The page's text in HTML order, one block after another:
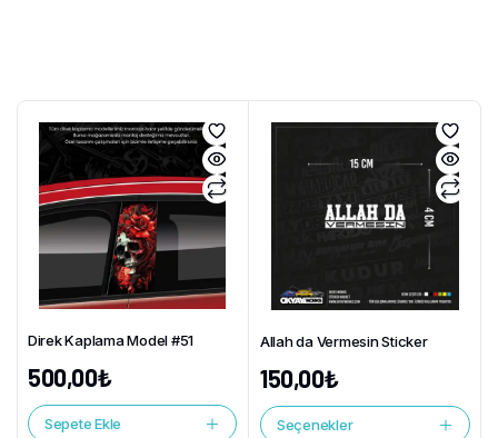
Direk Kaplama Model #51
500,00₺
Sepete Ekle
Allah da Vermesin Sticker
150,00₺
Seçenekler